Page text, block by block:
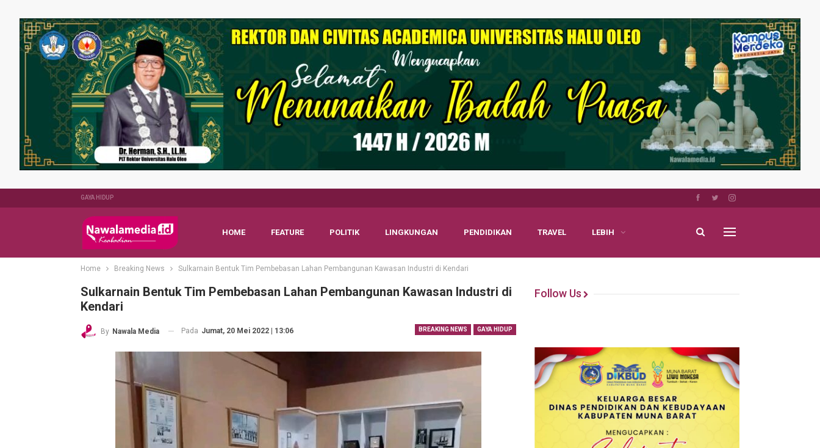
GAYA HIDUP
HOME FEATURE POLITIK LINGKUNGAN PENDIDIKAN TRAVEL LEBIH
Home Breaking News Sulkarnain Bentuk Tim Pembebasan Lahan Pembangunan Kawasan Industri di Kendari
Sulkarnain Bentuk Tim Pembebasan Lahan Pembangunan Kawasan Industri di
Kendari
BREAKING NEWS GAYA HIDUP
By Nawala Media Pada Jumat, 20 Mei 2022 | 13:06
Follow Us